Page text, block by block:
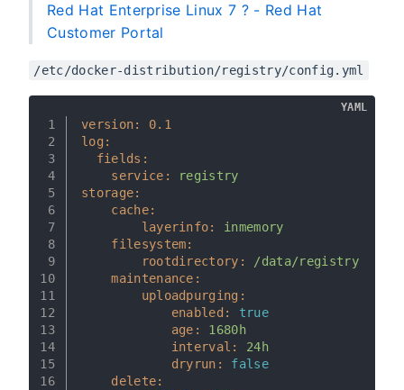
Red Hat Enterprise Linux 7 ? - Red Hat
Customer Portal
/etc/docker-distribution/registry/config.yml
1
2
3
4
5
6
7
8
9
10
11
12
13
14
15
16
version:
0.1
log:
fields:
service:
registry
storage:
cache:
layerinfo:
inmemory
filesystem:
rootdirectory:
/data/registry
maintenance:
uploadpurging:
enabled:
true
age:
1680h
interval:
24h
dryrun:
false
delete:
YAML